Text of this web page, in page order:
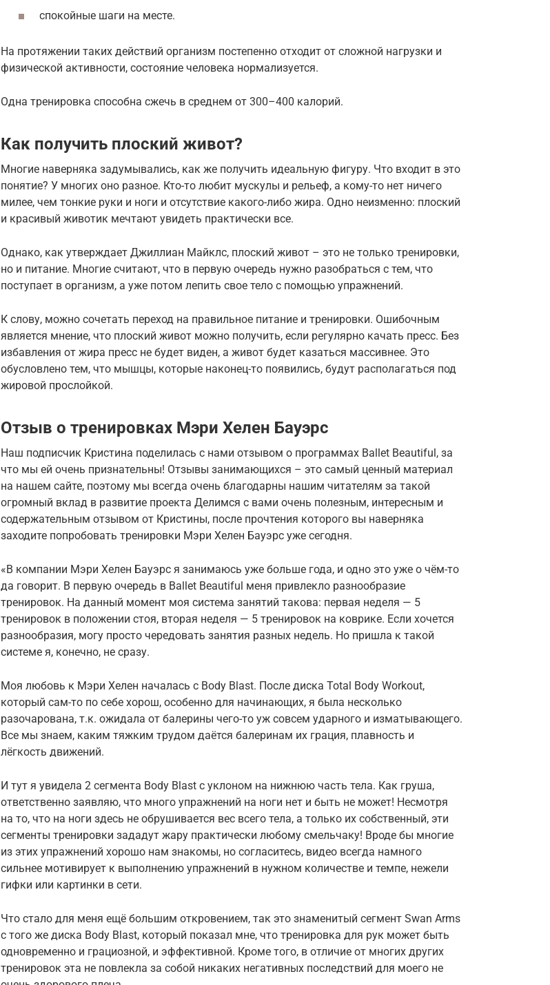
спокойные шаги на месте.
На протяжении таких действий организм постепенно отходит от сложной нагрузки и
физической активности, состояние человека нормализуется.
Одна тренировка способна сжечь в среднем от 300–400 калорий.
Как получить плоский живот?
Многие наверняка задумывались, как же получить идеальную фигуру. Что входит в это
понятие? У многих оно разное. Кто-то любит мускулы и рельеф, а кому-то нет ничего
милее, чем тонкие руки и ноги и отсутствие какого-либо жира. Одно неизменно: плоский
и красивый животик мечтают увидеть практически все.
Однако, как утверждает Джиллиан Майклс, плоский живот – это не только тренировки,
но и питание. Многие считают, что в первую очередь нужно разобраться с тем, что
поступает в организм, а уже потом лепить свое тело с помощью упражнений.
К слову, можно сочетать переход на правильное питание и тренировки. Ошибочным
является мнение, что плоский живот можно получить, если регулярно качать пресс. Без
избавления от жира пресс не будет виден, а живот будет казаться массивнее. Это
обусловлено тем, что мышцы, которые наконец-то появились, будут располагаться под
жировой прослойкой.
Отзыв о тренировках Мэри Хелен Бауэрс
Наш подписчик Кристина поделилась с нами отзывом о программах Ballet Beautiful, за
что мы ей очень признательны! Отзывы занимающихся – это самый ценный материал
на нашем сайте, поэтому мы всегда очень благодарны нашим читателям за такой
огромный вклад в развитие проекта Делимся с вами очень полезным, интересным и
содержательным отзывом от Кристины, после прочтения которого вы наверняка
заходите попробовать тренировки Мэри Хелен Бауэрс уже сегодня.
«В компании Мэри Хелен Бауэрс я занимаюсь уже больше года, и одно это уже о чём-то
да говорит. В первую очередь в Ballet Beautiful меня привлекло разнообразие
тренировок. На данный момент моя система занятий такова: первая неделя — 5
тренировок в положении стоя, вторая неделя — 5 тренировок на коврике. Если хочется
разнообразия, могу просто чередовать занятия разных недель. Но пришла к такой
системе я, конечно, не сразу.
Моя любовь к Мэри Хелен началась с Body Blast. После диска Total Body Workout,
который сам-то по себе хорош, особенно для начинающих, я была несколько
разочарована, т.к. ожидала от балерины чего-то уж совсем ударного и изматывающего.
Все мы знаем, каким тяжким трудом даётся балеринам их грация, плавность и
лёгкость движений.
И тут я увидела 2 сегмента Body Blast с уклоном на нижнюю часть тела. Как груша,
ответственно заявляю, что много упражнений на ноги нет и быть не может! Несмотря
на то, что на ноги здесь не обрушивается вес всего тела, а только их собственный, эти
сегменты тренировки зададут жару практически любому смельчаку! Вроде бы многие
из этих упражнений хорошо нам знакомы, но согласитесь, видео всегда намного
сильнее мотивирует к выполнению упражнений в нужном количестве и темпе, нежели
гифки или картинки в сети.
Что стало для меня ещё большим откровением, так это знаменитый сегмент Swan Arms
с того же диска Body Blast, который показал мне, что тренировка для рук может быть
одновременно и грациозной, и эффективной. Кроме того, в отличие от многих других
тренировок эта не повлекла за собой никаких негативных последствий для моего не